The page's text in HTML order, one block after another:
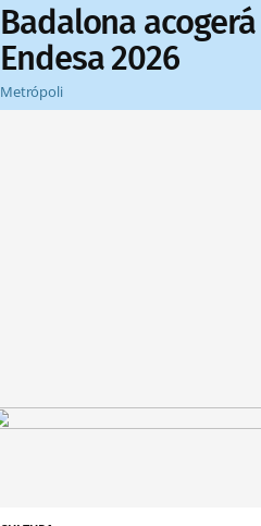
Badalona
Endesa 2026
Metrópoli